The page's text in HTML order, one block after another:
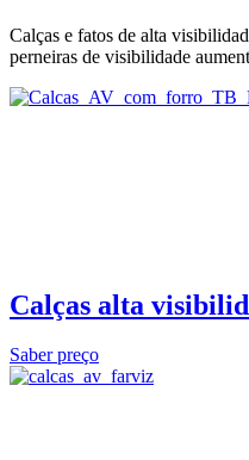
Calças e fatos de alta
perneiras de visibilidade
Calças alta
Saber preço